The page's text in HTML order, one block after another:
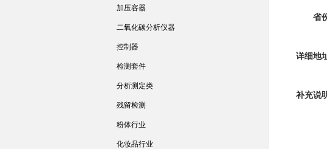
省
详细地
补充说
加压容器
二氧化碳分析仪器
控制器
检测套件
分析测定类
残留检测
粉体行业
化妆品行业